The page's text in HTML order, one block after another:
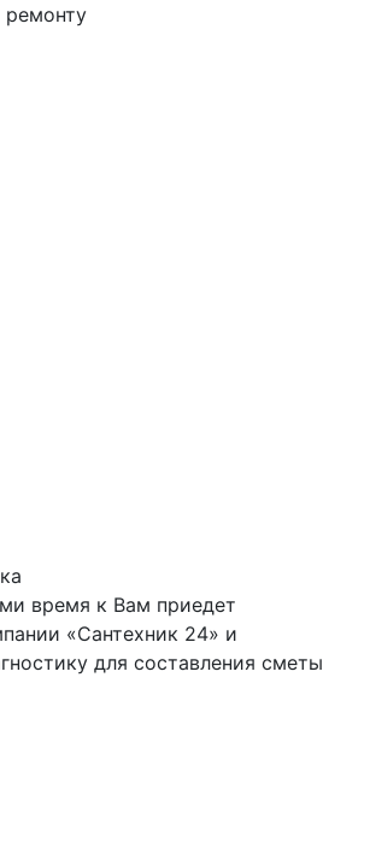
ремонту
время к Вам приедет
«Сантехник 24» и
для составления сметы